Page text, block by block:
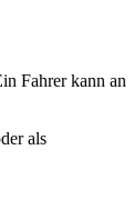
Fahrer kann an
als